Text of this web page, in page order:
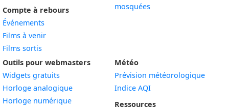
Compte à rebours
Événements
Films à venir
Films sortis
mosquées
Outils pour webmasters
Widgets gratuits
Horloge analogiqueWidget
Horloge numériqueWidget
Météo
Prévision météorologique
Indice AQI
Ressources